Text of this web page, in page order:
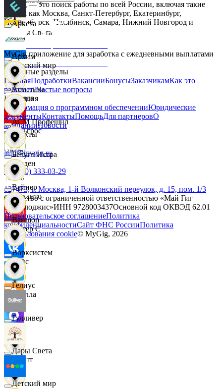
Дары Света
Детский мир
Звезда
Зельгрос
Зенден
Инканто
Интер С
Вайс
Ителла
kari
Квант
Аркета
Архим
Асептика
АСМ Профешнл
Белуга Истра
Вайнер
Ваншоп
Ворксистем
Гелиус
Гулливер
Дары Света
Детский мир
MyGig — это поиск работы по всей России, включая такие
города как Москва, Санкт-Петербург, Екатеринбург,
Новосибирск, Челябинск, Самара, Нижний Новгород и
другие.
MyGig приложение для заработка с ежедневными выплатами
Основные разделы
ГлавнаяПодработкиВакансииБонусыЗаказчикамКак это
работает?Частые вопросы
Компания
Информация о программном обеспеченииЮридические
документыКонтактыПомощьДля партнеровО
компанииНовости
Контакты
info@mygig.ru
+8 (800) 333-03-29
127473, г. Москва, 1-й Волконский переулок, д. 15, пом. 1/3
Общество с ограниченной ответственностью «Май Гиг
Технолоджис»ИНН 9728003437Основной код ОКВЭД 62.01
Пользовательское соглашениеПолитика
конфиденциальностиСайт ФНС РоссииПолитика
использования cookie© MyGig, 2026